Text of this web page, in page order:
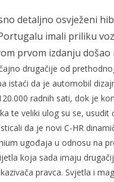
detaljno osvježeni
imali priliku
prvom izdanju došao
drugačije od
istaći da je automobil
radnih sati, dok je
te veliki ulog su se, usudit
da je novi C-HR
ugođaja u odnosu na
koja sada imaju
pravca. Svjetla i